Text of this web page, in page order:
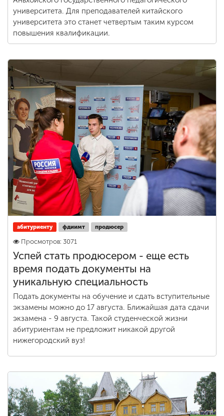
университета. Для преподавателей китайского
университета это станет четвертым таким курсом
повышения квалификации.
абитуриенту фдиимт продюсер
Просмотров: 3071
Успей стать продюсером - еще есть
время подать документы на
уникальную специальность
Подать документы на обучение и сдать вступительные
экзамены можно до 17 августа. Ближайшая дата сдачи
экзамена - 9 августа. Такой студенческой жизни
абитуриентам не предложит никакой другой
нижегородский вуз!